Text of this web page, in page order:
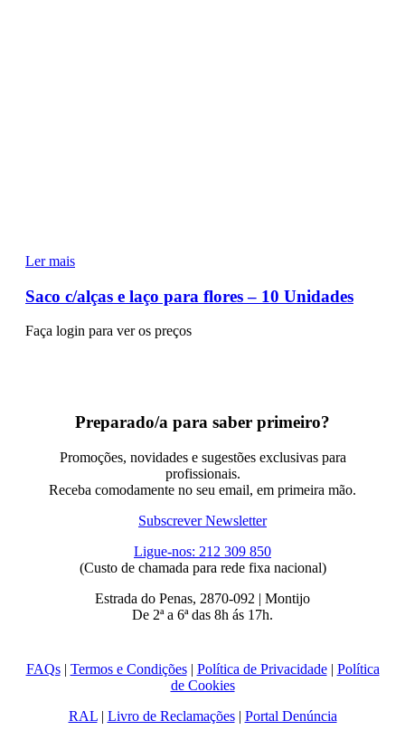
Ler mais
Saco c/alças e laço para flores – 10 Unidades
Faça login para ver os preços
Preparado/a para saber primeiro?
Promoções, novidades e sugestões exclusivas para
profissionais.
Receba comodamente no seu email, em primeira mão.
Subscrever Newsletter
Ligue-nos: 212 309 850
(Custo de chamada para rede fixa nacional)
Estrada do Penas, 2870-092 | Montijo
De 2ª a 6ª das 8h ás 17h.
FAQs| Termos e Condições| Política de Privacidade| Política
de Cookies
RAL| Livro de Reclamações| Portal Denúncia